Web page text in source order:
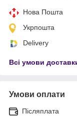
Нова Пошта
Укрпошта
Delivery
Всі умови
Умови оплати
Післяплата